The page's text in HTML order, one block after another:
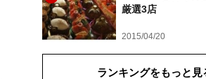
厳選3店
2015/04/20
ランキングをもっと見